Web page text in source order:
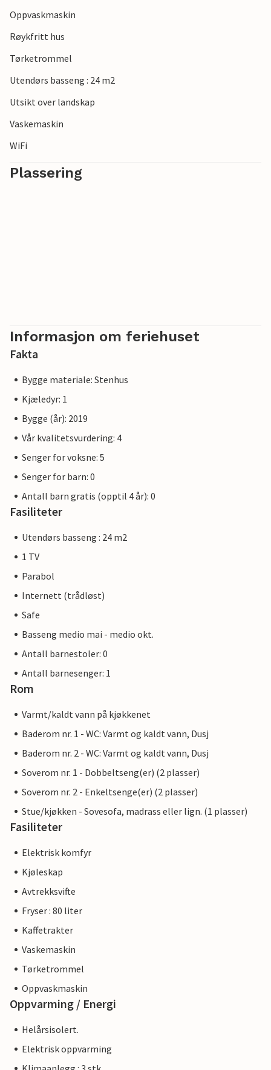
Oppvaskmaskin
Røykfritt hus
Tørketrommel
Utendørs basseng : 24 m2
Utsikt over landskap
Vaskemaskin
WiFi
Plassering
Informasjon om feriehuset
Fakta
Bygge materiale: Stenhus
Kjæledyr: 1
Bygge (år): 2019
Vår kvalitetsvurdering: 4
Senger for voksne: 5
Senger for barn: 0
Antall barn gratis (opptil 4 år): 0
Fasiliteter
Utendørs basseng : 24 m2
1 TV
Parabol
Internett (trådløst)
Safe
Basseng medio mai - medio okt.
Antall barnestoler: 0
Antall barnesenger: 1
Rom
Varmt/kaldt vann på kjøkkenet
Baderom nr. 1 - WC: Varmt og kaldt vann, Dusj
Baderom nr. 2 - WC: Varmt og kaldt vann, Dusj
Soverom nr. 1 - Dobbeltseng(er) (2 plasser)
Soverom nr. 2 - Enkeltsenge(er) (2 plasser)
Stue/kjøkken - Sovesofa, madrass eller lign. (1 plasser)
Fasiliteter
Elektrisk komfyr
Kjøleskap
Avtrekksvifte
Fryser : 80 liter
Kaffetrakter
Vaskemaskin
Tørketrommel
Oppvaskmaskin
Oppvarming / Energi
Helårsisolert.
Elektrisk oppvarming